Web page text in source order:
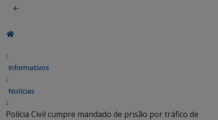
Informativos
Notícias
Polícia Civil cumpre mandado de prisão por tráfico de